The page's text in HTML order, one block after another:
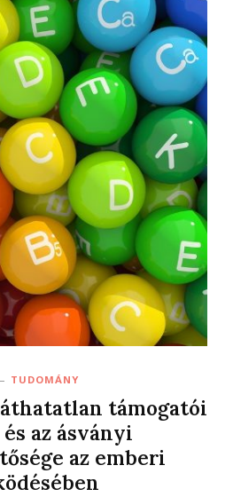
TUDOMÁNY
támogatói
az ásványi
az emberi